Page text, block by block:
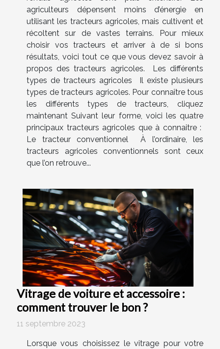
agriculteurs dépensent moins d’énergie en
utilisant les tracteurs agricoles, mais cultivent et
récoltent sur de vastes terrains. Pour mieux
choisir vos tracteurs et arriver à de si bons
résultats, voici tout ce que vous devez savoir à
propos des tracteurs agricoles. Les différents
types de tracteurs agricoles Il existe plusieurs
types de tracteurs agricoles. Pour connaître tous
les différents types de tracteurs, cliquez
maintenant Suivant leur forme, voici les quatre
principaux tracteurs agricoles que à connaitre :
Le tracteur conventionnel À l’ordinaire, les
tracteurs agricoles conventionnels sont ceux
que l’on retrouve...
Vitrage de voiture et accessoire :
comment trouver le bon ?
11 septembre 2023
Lorsque vous choisissez le vitrage pour votre